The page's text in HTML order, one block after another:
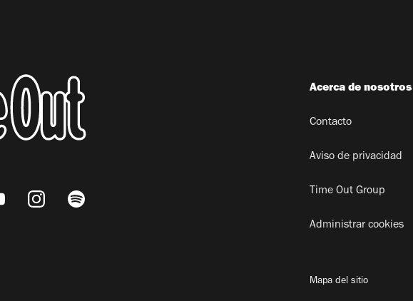
Acerca de nosotros
Contacto
Aviso de privacidad
Time Out Group
Administrar cookies
Mapa del sitio